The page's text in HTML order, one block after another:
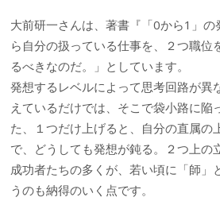
大前研一さんは、著書『「0から1」
ら自分の扱っている仕事を、２つ職位
るべきなのだ。」としています。
発想するレベルによって思考回路が異
えているだけでは、そこで袋小路に陥
た、１つだけ上げると、自分の直属の
で、どうしても発想が鈍る。２つ上の
成功者たちの多くが、若い頃に「師」
うのも納得のいく点です。